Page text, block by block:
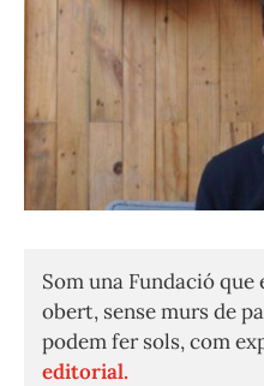
Som una Fundació
obert, sense murs de
podem fer sols, com
editorial.